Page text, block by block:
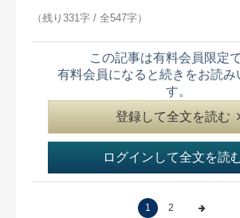
（残り331字 / 全547字）
この記事は有料会員限定で
有料会員になると続きをお読み
す。
登録して全文を読む
ログインして全文を読
1 2